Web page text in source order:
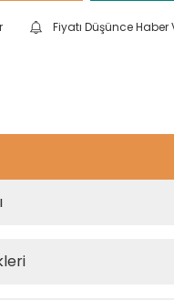
Fiyatı Düşünce Haber